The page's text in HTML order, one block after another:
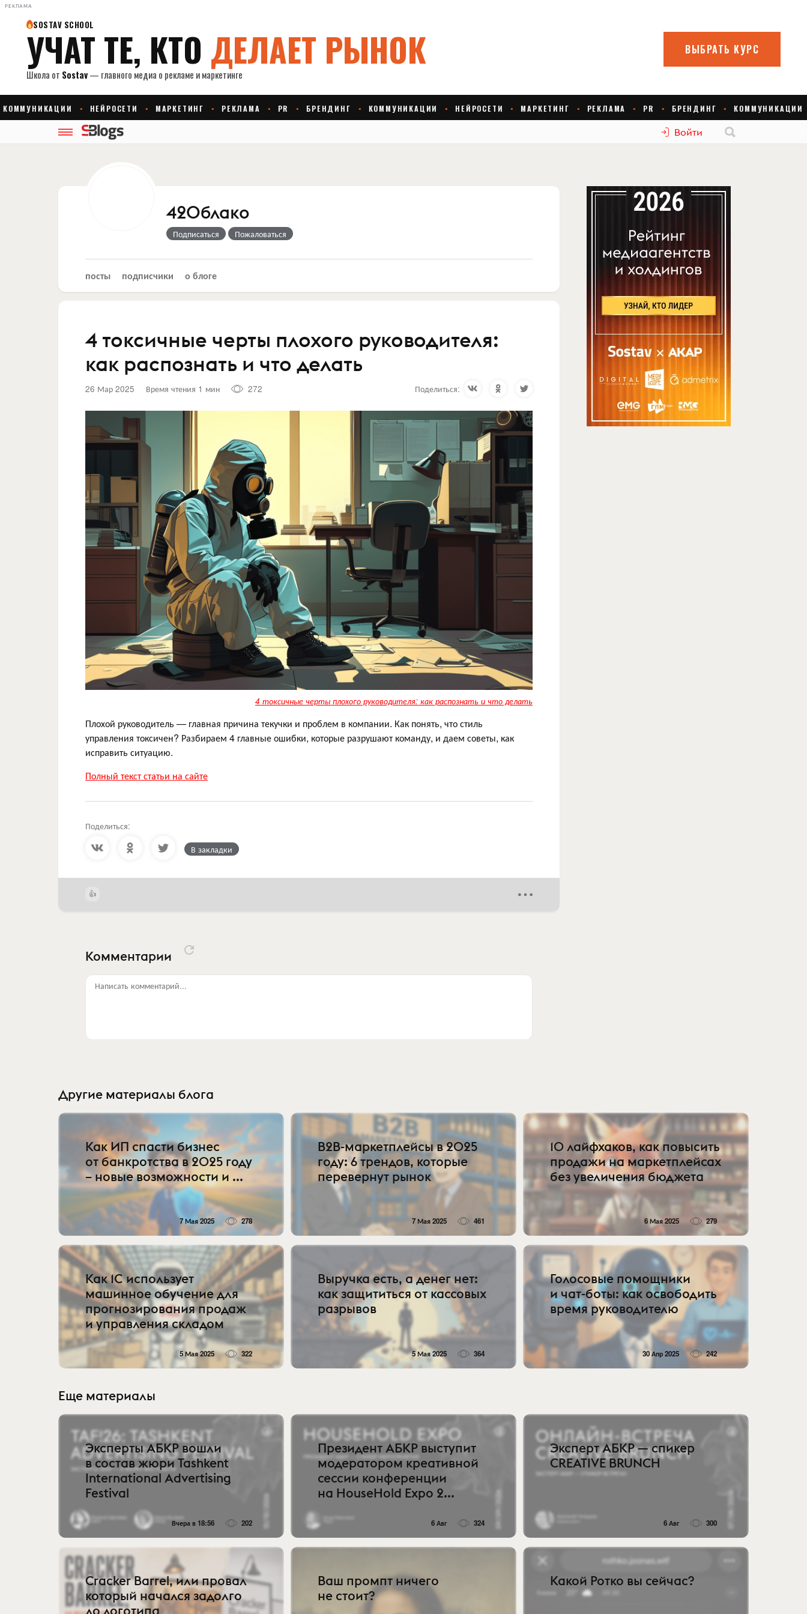
РЕКЛАМА
Войти
42Облако
Подписаться Пожаловаться
посты подписчики о блоге
4 токсичные черты плохого руководителя:
как распознать и что делать
26 Мар 2025 Время чтения 1 мин 272 Поделиться:
4 токсичные черты плохого руководителя: как распознать и что делать
Плохой руководитель — главная причина текучки и проблем в компании. Как понять, что стиль
управления токсичен? Разбираем 4 главные ошибки, которые разрушают команду, и даем советы, как
исправить ситуацию.
Полный текст статьи на сайте
Поделиться:
В закладки
Комментарии
Написать комментарий...
Другие материалы блога
Как ИП спасти бизнес
от банкротства в 2025 году
– новые возможности и ...
7 Мая 2025 278
B2B-маркетплейсы в 2025
году: 6 трендов, которые
перевернут рынок
7 Мая 2025 461
10 лайфхаков, как повысить
продажи на маркетплейсах
без увеличения бюджета
6 Мая 2025 279
Как 1С использует
машинное обучение для
прогнозирования продаж
и управления складом
5 Мая 2025 322
Выручка есть, а денег нет:
как защититься от кассовых
разрывов
5 Мая 2025 364
Голосовые помощники
и чат-боты: как освободить
время руководителю
30 Апр 2025 242
Еще материалы
Эксперты АБКР вошли
в состав жюри Tashkent
International Advertising
Festival
Вчера в 18:56 202
Президент АБКР выступит
модератором креативной
сессии конференции
на HouseHold Expo 2...
6 Авг 324
Эксперт АБКР — спикер
CREATIVE BRUNCH
6 Авг 300
Cracker Barrel, или провал
который начался задолго
до логотипа
Ваш промпт ничего
не стоит?
Какой Ротко вы сейчас?